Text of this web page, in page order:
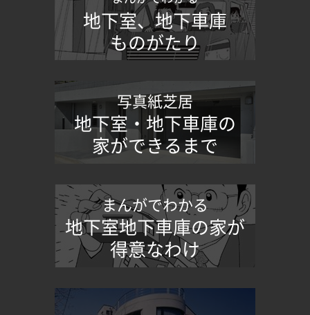
地下室、地下車庫
ものがたり
写真紙芝居
地下室・地下車庫の
家ができるまで
まんがでわかる
地下室地下車庫の家が
得意なわけ